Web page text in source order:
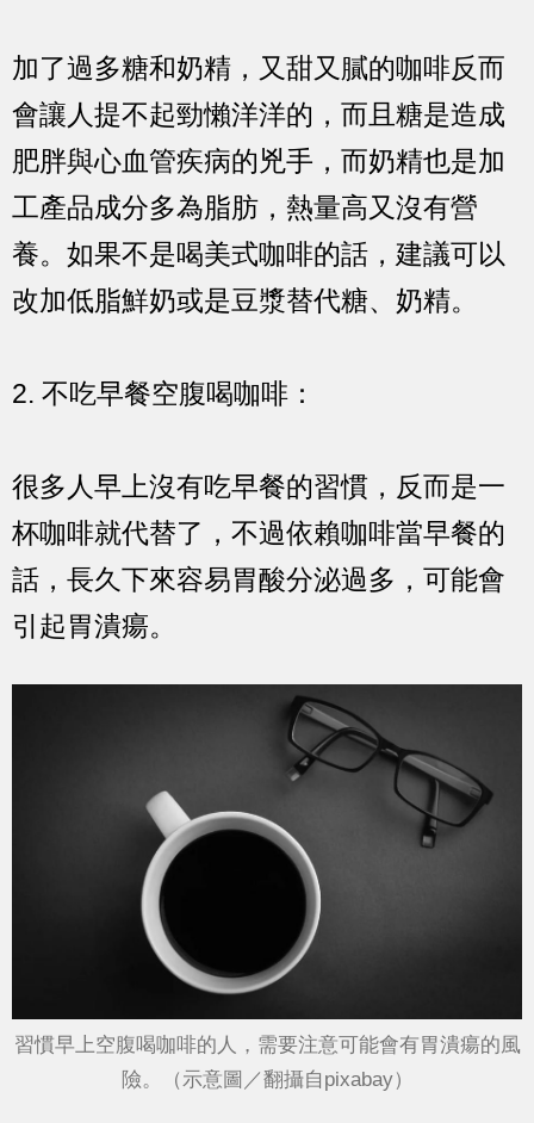
加了過多糖和奶精，又甜又膩的咖啡反而
會讓人提不起勁懶洋洋的，而且糖是造成
肥胖與心血管疾病的兇手，而奶精也是加
工產品成分多為脂肪，熱量高又沒有營
養。如果不是喝美式咖啡的話，建議可以
改加低脂鮮奶或是豆漿替代糖、奶精。
2. 不吃早餐空腹喝咖啡：
很多人早上沒有吃早餐的習慣，反而是一
杯咖啡就代替了，不過依賴咖啡當早餐的
話，長久下來容易胃酸分泌過多，可能會
引起胃潰瘍。
習慣早上空腹喝咖啡的人，需要注意可能會有胃潰瘍的風
險。（示意圖／翻攝自pixabay）